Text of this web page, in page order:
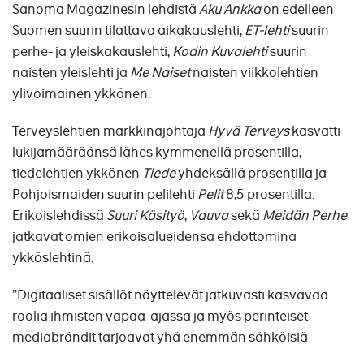
Sanoma Magazinesin lehdistäAku Ankkaon edelleen
Suomen suurin tilattava aikakauslehti,ET-lehtisuurin
perhe- ja yleiskakauslehti,Kodin Kuvalehtisuurin
naisten yleislehti ja Me Naisetnaisten viikkolehtien
ylivoimainen ykkönen.
Terveyslehtien markkinajohtaja Hyvä Terveyskasvatti
lukijamääräänsä lähes kymmenellä prosentilla,
tiedelehtien ykkönen Tiedeyhdeksällä prosentilla ja
Pohjoismaiden suurin pelilehti Pelit8,5 prosentilla.
Erikoislehdissä Suuri Käsityö, Vauvasekä Meidän Perhe
jatkavat omien erikoisalueidensa ehdottomina
ykköslehtinä.
”Digitaaliset sisällöt näyttelevät jatkuvasti kasvavaa
roolia ihmisten vapaa-ajassa ja myös perinteiset
mediabrändit tarjoavat yhä enemmän sähköisiä